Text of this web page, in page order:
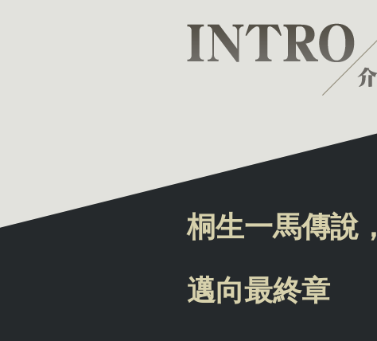
桐生一馬傳說，
邁向最終章